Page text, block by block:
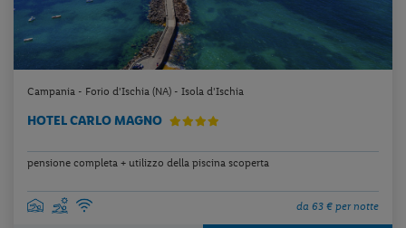
Campania - Forio d'Ischia (NA) - Isola d'Ischia
HOTEL CARLO MAGNO
pensione completa + utilizzo della piscina scoperta
da 63 € per notte